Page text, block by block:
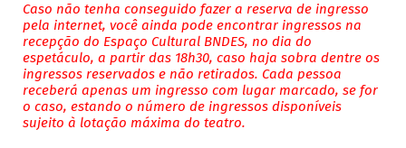
Caso não tenha conseguido fazer a reserva de ingresso
pela internet, você ainda pode encontrar ingressos na
recepção do Espaço Cultural BNDES, no dia do
espetáculo, a partir das 18h30, caso haja sobra dentre os
ingressos reservados e não retirados. Cada pessoa
receberá apenas um ingresso com lugar marcado, se for
o caso, estando o número de ingressos disponíveis
sujeito à lotação máxima do teatro.